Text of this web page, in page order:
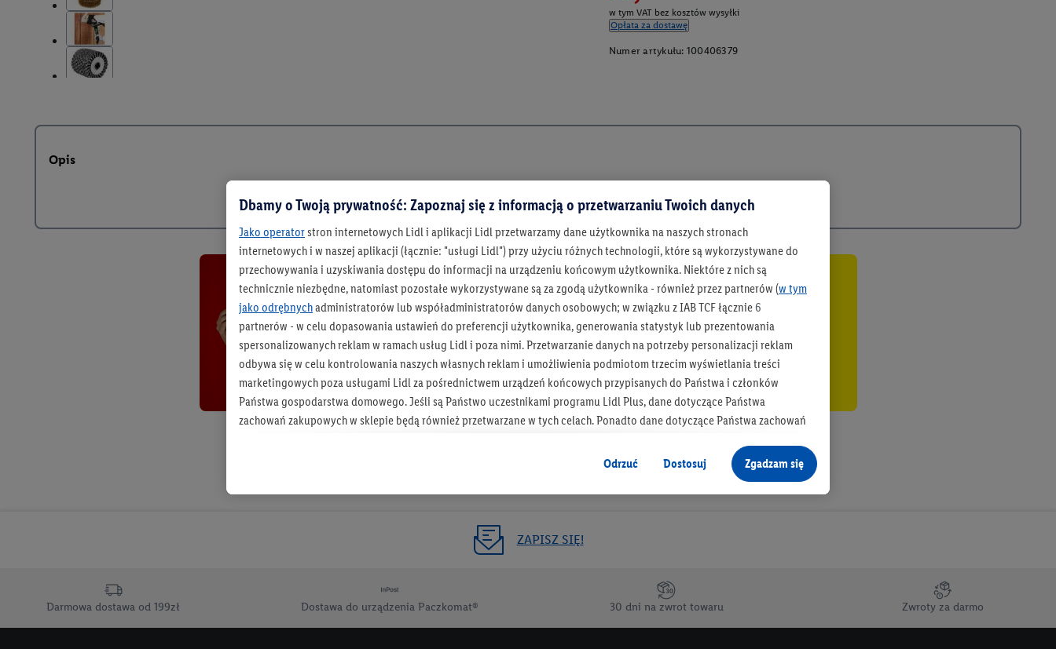
w tym VAT bez kosztów wysyłki
Opłata za dostawę
Numer artykułu: 100406379
Opis
Bądź na bieżąco
Otrzymuj newsletter Lidla
Zapisz się!
ZAPISZ SIĘ!
Darmowa dostawa od 199zł Dostawa do urządzenia Paczkomat® 30 dni na zwrot towaru Zwroty za darmo
Dbamy o Twoją prywatność: Zapoznaj się z informacją o przetwarzaniu Twoich danych
Jako operatorstron internetowych Lidl i aplikacji Lidl przetwarzamy dane użytkownika na naszych stronach
internetowych i w naszej aplikacji (łącznie: "usługi Lidl") przy użyciu różnych technologii, które są wykorzystywane do
przechowywania i uzyskiwania dostępu do informacji na urządzeniu końcowym użytkownika. Niektóre z nich są
technicznie niezbędne, natomiast pozostałe wykorzystywane są za zgodą użytkownika - również przez partnerów (w tym
jako odrębnychadministratorów lub współadministratorów danych osobowych; w związku z IAB TCF łącznie 6
partnerów - w celu dopasowania ustawień do preferencji użytkownika, generowania statystyk lub prezentowania
spersonalizowanych reklam w ramach usług Lidl i poza nimi. Przetwarzanie danych na potrzeby personalizacji reklam
odbywa się w celu kontrolowania naszych własnych reklam i umożliwienia podmiotom trzecim wyświetlania treści
marketingowych poza usługami Lidl za pośrednictwem urządzeń końcowych przypisanych do Państwa i członków
Państwa gospodarstwa domowego. Jeśli są Państwo uczestnikami programu Lidl Plus, dane dotyczące Państwa
zachowań zakupowych w sklepie będą również przetwarzane w tych celach. Ponadto dane dotyczące Państwa zachowań
jako niezależny administrator danych
Tworzenie spersonalizowanych reklam opiera się na generowaniu profili, które są również wzbogacane o dane z innych
informacji z konta klienta - np. wieku lub płci - a także dokładnych danych dotyczących lokalizacji), również przez różne
urządzenia końcowe i usługi Lidl, w tym przechowywanie lub uzyskiwanie dostępu do informacji na urządzeniach
przetwarzanie odbywa się również w celu pomiaru wydajności/skuteczności reklamy, badania grup docelowych,
opracowywania ofert oraz zapewnienia bezpieczeństwa technicznego i optymalizacji wyświetlania konkretnych treści.
Odrzuć Dostosuj Zgadzam się